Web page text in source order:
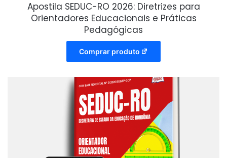
Apostila SEDUC-RO 2026: Diretrizes para
Orientadores Educacionais e Práticas
Pedagógicas
Comprar produto